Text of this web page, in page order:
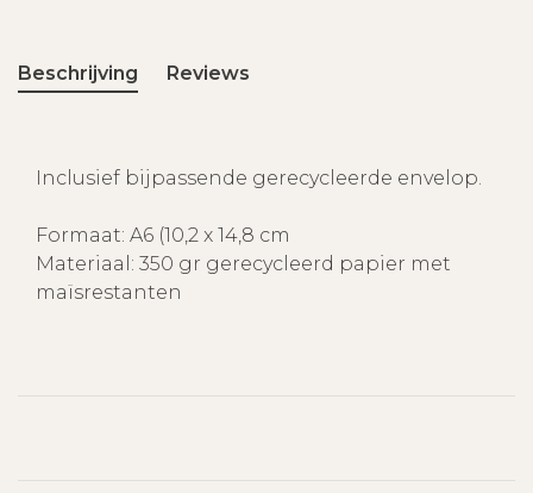
Beschrijving Reviews
Inclusief bijpassende gerecycleerde envelop.
Formaat: A6 (10,2 x 14,8 cm
Materiaal: 350 gr gerecycleerd papier met
maïsrestanten